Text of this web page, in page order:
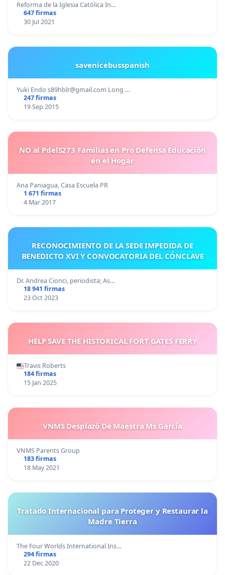
Reforma de la Iglesia Católica In…
647 firmas
30 Jul 2021
savenicebusspanish
Yuki Endo s89hblr@gmail.com Long …
247 firmas
19 Sep 2015
NO al PdelS273 Familias en Pro Defensa Educación
en el Hogar
Ana Paniagua, Casa Escuela PR
1 671 firmas
4 Mar 2017
RECONOCIMIENTO DE LA SEDE IMPEDIDA DE
BENEDICTO XVI Y CONVOCATORIA DEL CÓNCLAVE
Dr. Andrea Cionci, periodista; As…
18 941 firmas
23 Oct 2023
HELP SAVE THE HISTORICAL FORT GATES FERRY
Travis Roberts
184 firmas
15 Jan 2025
VNMS Desplazó De Maestra Ms García
VNMS Parents Group
183 firmas
18 May 2021
Tratado Internacional para Proteger y Restaurar la
Madre Tierra
The Four Worlds International Ins…
294 firmas
22 Dec 2020